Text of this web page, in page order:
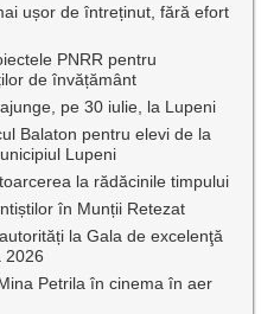
ușor de întreținut, fără efort
PNRR pentru
de învățământ
pe 30 iulie, la Lupeni
Balaton pentru elevi de la
Lupeni
la rădăcinile timpului
în Munții Retezat
la Gala de excelenţă
2026
Petrila în cinema în aer